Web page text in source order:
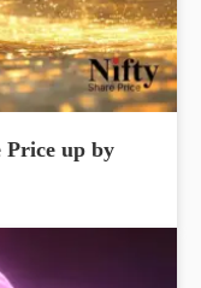
Price up by